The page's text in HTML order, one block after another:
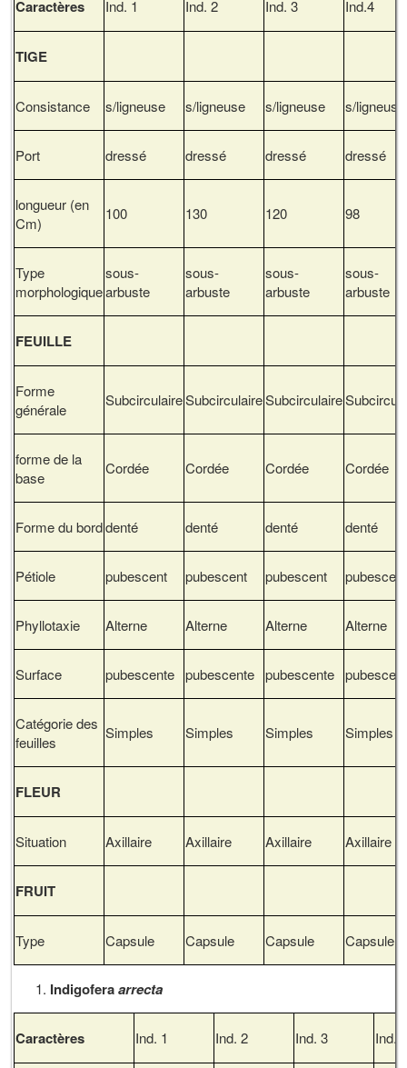
Caractères Ind. 1 Ind. 2 Ind. 3 Ind.4
TIGE
Consistance s/ligneuse s/ligneuse s/ligneuse s/ligneuse
Port dressé dressé dressé dressé
longueur (en
Cm)
100 130 120 98
Type
morphologique
sous-
arbuste
sous-
arbuste
sous-
arbuste
sous-
arbuste
FEUILLE
Forme
générale
SubcirculaireSubcirculaireSubcirculaire
forme de la
base
Cordée Cordée Cordée Cordée
Forme du borddenté denté denté denté
Pétiole pubescent pubescent pubescent pubescent
Phyllotaxie Alterne Alterne Alterne Alterne
Surface pubescente pubescente pubescente
Catégorie des
feuilles
Simples Simples Simples Simples
FLEUR
Situation Axillaire Axillaire Axillaire Axillaire
FRUIT
Type Capsule Capsule Capsule Capsule
Indigoferaarrecta
Caractères Ind. 1 Ind. 2 Ind. 3 Ind.4